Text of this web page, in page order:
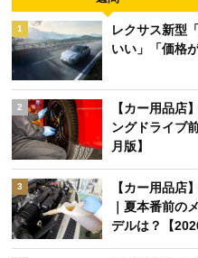
1
レクサス新型
いい」「価格
2
【カー用品店
ングドライブ
月版】
3
【カー用品店
｜夏本番前の
デルは？【